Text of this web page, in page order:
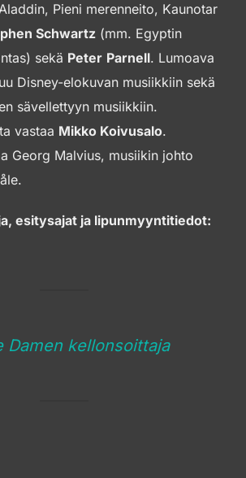
Pieni merenneito, Kaunotar
Schwartz (mm. Egyptin
sekä Peter Parnell. Lumoava
Disney-elokuvan musiikkiin sekä
sävellettyyn musiikkiin.
vastaa Mikko Koivusalo.
Georg Malvius, musiikin johto
esitysajat ja lipunmyyntitiedot:
Damen kellonsoittaja